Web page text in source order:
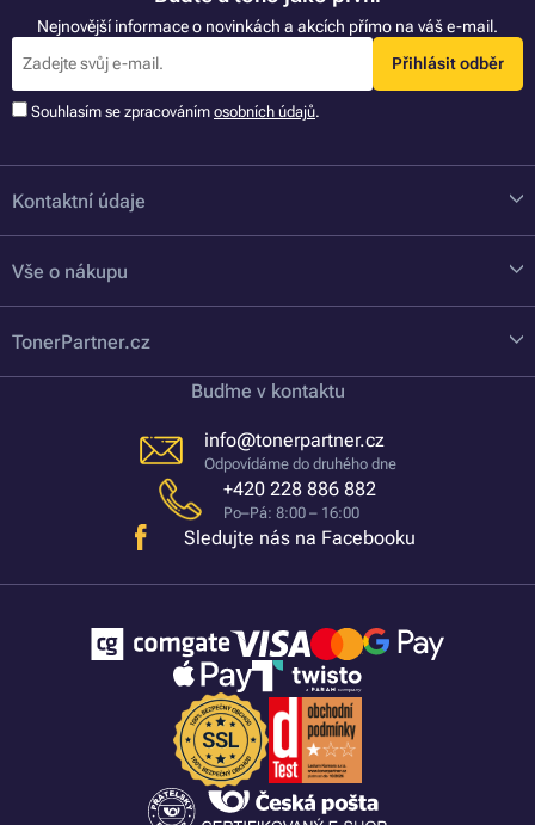
Nejnovější informace o novinkách a akcích přímo na váš e-mail.
Přihlásit odběr
Souhlasím se zpracováním osobních údajů.
Kontaktní údaje
Vše o nákupu
TonerPartner.cz
Buďme v kontaktu
info@tonerpartner.cz
Odpovídáme do druhého dne
+420 228 886 882
Po–Pá: 8:00 – 16:00
Sledujte nás na Facebooku